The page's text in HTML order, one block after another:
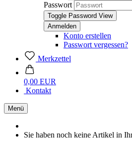
Passwort
Toggle Password View
Konto erstellen
Passwort vergessen?
Merkzettel
0,00 EUR
Kontakt
Menü
Sie haben noch keine Artikel in